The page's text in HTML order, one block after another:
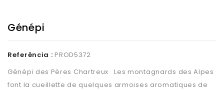
Génépi
Referência : PROD5372
Génépi des Pères Chartreux Les montagnards des Alpes
font la cueillette de quelques armoises aromatiques de